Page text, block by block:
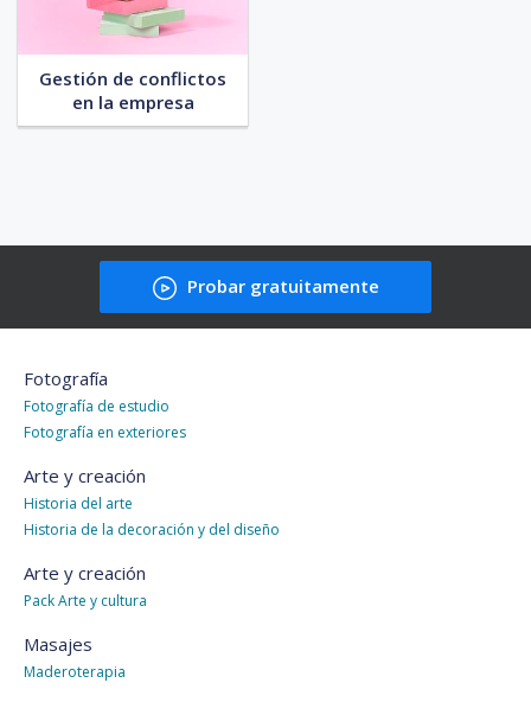
Gestión de conflictos
en la empresa
Probar gratuitamente
Fotografía
Fotografía de estudio
Fotografía en exteriores
Arte y creación
Historia del arte
Historia de la decoración y del diseño
Arte y creación
Pack Arte y cultura
Masajes
Maderoterapia